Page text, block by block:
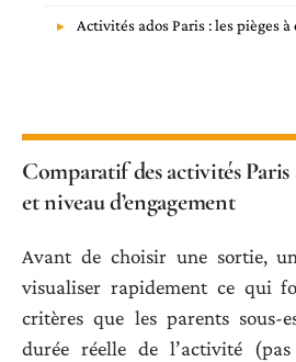
Activités ados Paris : les pièges
Comparatif des activités Paris
et niveau d’engagement
Avant de choisir une sortie,
visualiser rapidement ce qui
critères que les parents sous-
durée réelle de l’activité